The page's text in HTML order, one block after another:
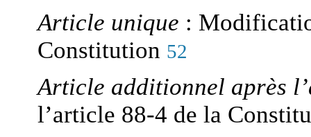
Article unique :
Constitution 52
Article additionnel après
l’article 88-4 de la